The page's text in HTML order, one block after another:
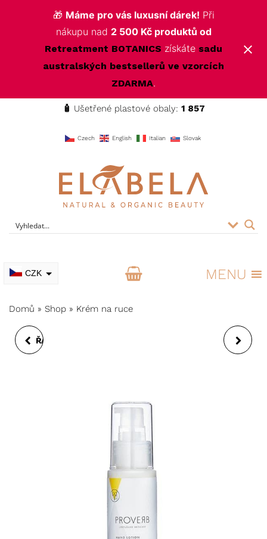
🎁 Máme pro vás luxusní dárek! Při
nákupu nad 2 500 Kč produktů od
Retreatment BOTANICS získáte sadu
australských bestsellerů ve vzorcích
ZDARMA.
🧴 Ušetřené plastové obaly: 1 857
Czech English Italian Slovak
ELABELA Beauty Kvalitní kosmetika pro vás
CZK MENU
Domů » Shop » Krém na ruce
ŘASENKA BANANEYES